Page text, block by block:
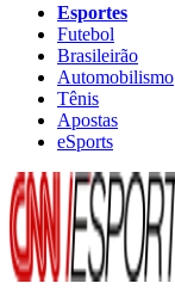
Esportes
Futebol
Brasileirão
Automobilismo
Tênis
Apostas
eSports